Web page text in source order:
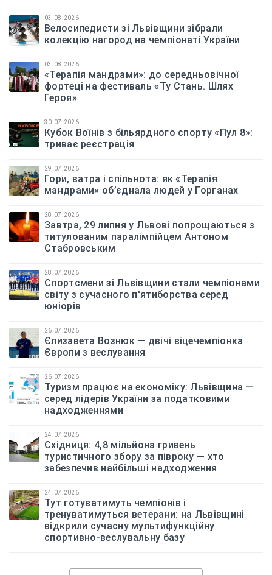
03.08.2026
Велосипедисти зі Львівщини зібрали
колекцію нагород на чемпіонаті України
03.08.2026
«Терапія мандрами»: до середньовічної
фортеці на фестиваль «Ту Стань. Шлях
Героя»
30.07.2026
Кубок Воїнів з більярдного спорту «Пул 8»:
триває реєстрація
29.07.2026
Гори, ватра і спільнота: як «Терапія
мандрами» об’єднала людей у Горганах
28.07.2026
Завтра, 29 липня у Львові попрощаються з
титулованим паралімпійцем Антоном
Стабровським
28.07.2026
Спортсмени зі Львівщини стали чемпіонами
світу з сучасного п'ятиборства серед
юніорів
26.07.2026
Єлизавета Вознюк — двічі віцечемпіонка
Європи з веслування
26.07.2026
Туризм працює на економіку: Львівщина —
серед лідерів України за податковими
надходженнями
24.07.2026
Східниця: 4,8 мільйона гривень
туристичного збору за півроку — хто
забезпечив найбільші надходження
24.07.2026
Тут готуватимуть чемпіонів і
тренуватимуться ветерани: на Львівщині
відкрили сучасну мультифункційну
спортивно-веслувальну базу